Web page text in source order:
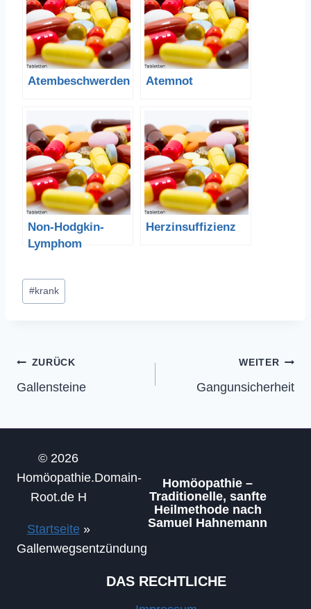
Atembeschwerden Atemnot
Non-Hodgkin-
Lymphom
Herzinsuffizienz
Schlagworte:
#krank
Beitragsnavigation
ZURÜCK
Gallensteine
WEITER
Gangunsicherheit
© 2026
Homöopathie.Domain-
Root.de H
Startseite»
Gallenwegsentzündung
Homöopathie –
Traditionelle, sanfte
Heilmethode nach
Samuel Hahnemann
DAS RECHTLICHE